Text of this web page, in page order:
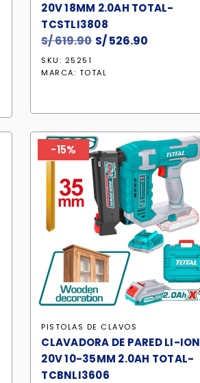
20V 18MM 2.0AH TOTAL-
TCSTLI3808
S/619.90 El
original
S/526.90
SKU: 25251
MARCA: TOTAL
-15%
PISTOLAS DE CLAVOS
CLAVADORA DE PARED LI-ION
20V 10-35MM 2.0AH TOTAL-
TCBNLI3606